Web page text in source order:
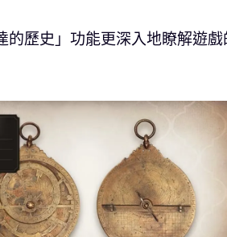
的歷史」功能更深入地瞭解遊戲